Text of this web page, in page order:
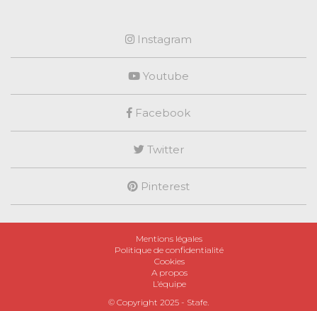
Instagram
Youtube
Facebook
Twitter
Pinterest
© Copyright 2025 - Stafe
Mentions légales
Politique de confidentialité
Cookies
A propos
L’équipe